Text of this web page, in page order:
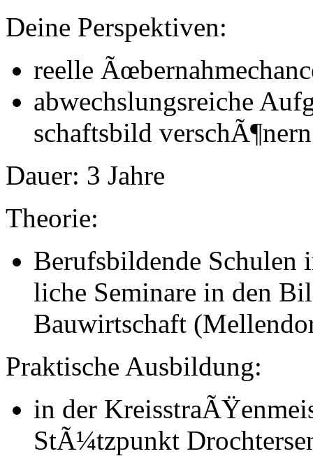
Deine Perspektiven:
reelle
abwechslungsreiche
schafts­bild verschÃ¶nern
Dauer: 3 Jahre
Theorie:
Berufsbildende
liche Seminare in den
Bau­wirt­schaft
Praktische Ausbildung:
in der
StÃ¼tz­punkt